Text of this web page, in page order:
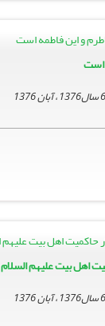
است
اهل بیت علیهم السلام